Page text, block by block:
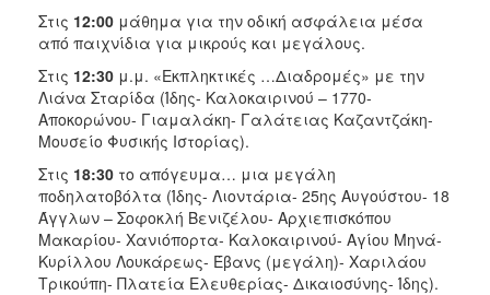
Στις 12:00 μάθημα για την οδική ασφάλεια μέσα
από παιχνίδια για μικρούς και μεγάλους.
Στις 12:30 μ.μ. «Εκπληκτικές …Διαδρομές» με την
Λιάνα Σταρίδα (Ίδης- Καλοκαιρινού – 1770-
Αποκορώνου- Γιαμαλάκη- Γαλάτειας Καζαντζάκη-
Μουσείο Φυσικής Ιστορίας).
Στις 18:30 το απόγευμα… μια μεγάλη
ποδηλατοβόλτα (Ίδης- Λιοντάρια- 25ης Αυγούστου- 18
Άγγλων – Σοφοκλή Βενιζέλου- Αρχιεπισκόπου
Μακαρίου- Χανιόπορτα- Καλοκαιρινού- Αγίου Μηνά-
Κυρίλλου Λουκάρεως- Έβανς (μεγάλη)- Χαριλάου
Τρικούπη- Πλατεία Ελευθερίας- Δικαιοσύνης- Ίδης).